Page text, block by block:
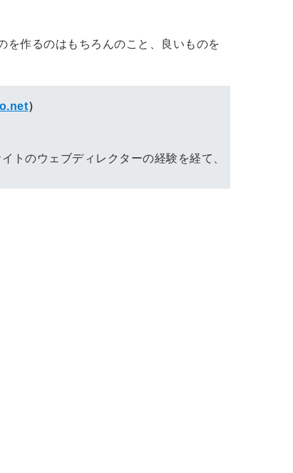
作るのはもちろんのこと、良いものを
）
トのウェブディレクターの経験を経て、